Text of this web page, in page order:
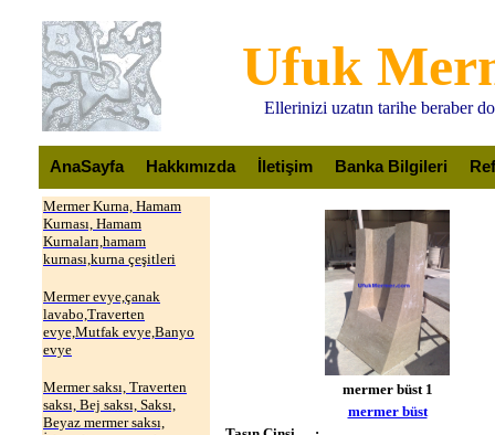
Ufuk
Ellerinizi uzatın tarihe beraber
AnaSayfa Hakkımızda İletişim Banka Bilgileri
Mermer Kurna, Hamam
Kurnası, Hamam
Kurnaları,hamam
kurnası,kurna çeşitleri
Mermer evye,çanak
lavabo,Traverten
evye,Mutfak evye,Banyo
evye
Mermer saksı, Traverten
saksı, Bej saksı, Saksı,
Beyaz mermer saksı,
mermer büst 1
mermer büst